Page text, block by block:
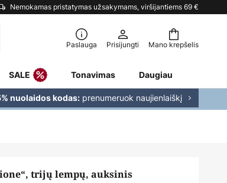
Nemokamas pristatymas užsakymams, viršijantiems 69 €
Mano krepšelis
Paslauga Prisijungti
SALE Tonavimas Daugiau
nuolaidos kodas: prenumeruok naujienlaiškį
trijų lempų, auksinis